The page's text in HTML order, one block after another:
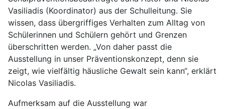
Vasiliadis (Koordinator) aus der Schulleitung. Sie
wissen, dass übergriffiges Verhalten zum Alltag von
Schülerinnen und Schülern gehört und Grenzen
überschritten werden. „Von daher passt die
Ausstellung in unser Präventionskonzept, denn sie
zeigt, wie vielfältig häusliche Gewalt sein kann“, erklärt
Nicolas Vasiliadis.
Aufmerksam auf die Ausstellung war